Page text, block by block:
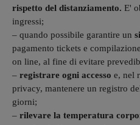
rispetto del distanziamento. E'
ingressi;
– quando possibile garantire un
pagamento tickets e
on line, al fine di evitare
– registrare ogni accesso e, nel
privacy, mantenere un registro
giorni;
– rilevare la temperatura